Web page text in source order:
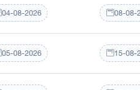
04-08-2026 08-08-
05-08-2026 15-08-